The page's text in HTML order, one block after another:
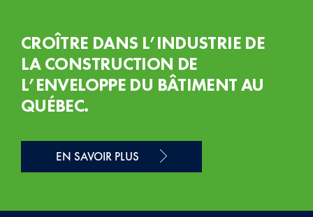
vous
le
dites!
CROÎTRE DANS L’INDUSTRIE DE
LA CONSTRUCTION DE
L’ENVELOPPE DU BÂTIMENT AU
QUÉBEC.
EN SAVOIR PLUS